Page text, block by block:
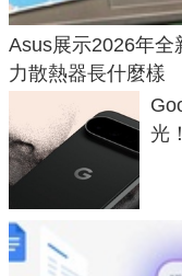
Asus展示2026年全
力散熱器長什麼樣
光